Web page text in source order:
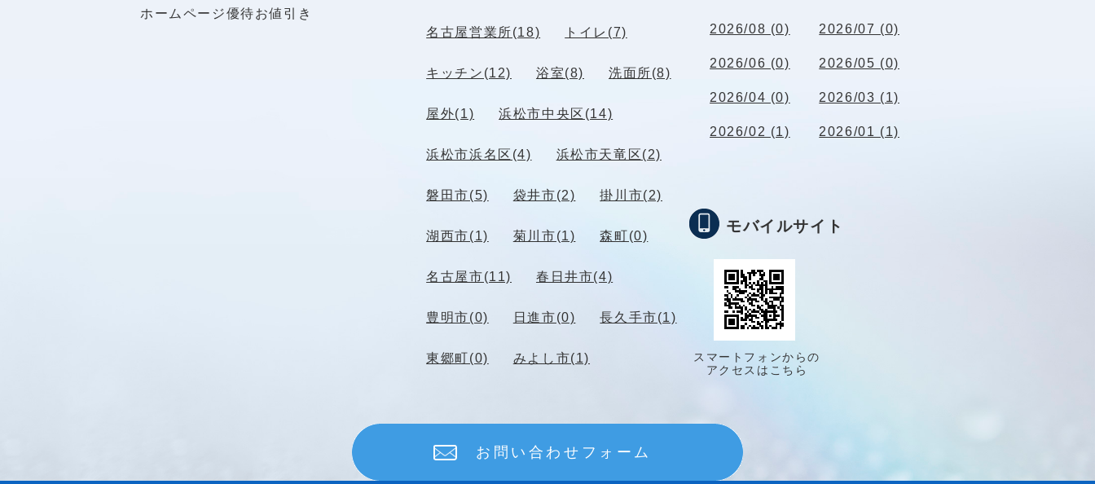
ホームページ優待お値引き
名古屋営業所(18) トイレ(7)
キッチン(12) 浴室(8) 洗面所(8)
屋外(1) 浜松市中央区(14)
浜松市浜名区(4) 浜松市天竜区(2)
磐田市(5) 袋井市(2) 掛川市(2)
湖西市(1) 菊川市(1) 森町(0)
名古屋市(11) 春日井市(4)
豊明市(0) 日進市(0) 長久手市(1)
東郷町(0) みよし市(1)
2026/08 (0) 2026/07 (0)
2026/06 (0) 2026/05 (0)
2026/04 (0) 2026/03 (1)
2026/02 (1) 2026/01 (1)
モバイルサイト
スマートフォンからの
アクセスはこちら
お問い合わせフォーム